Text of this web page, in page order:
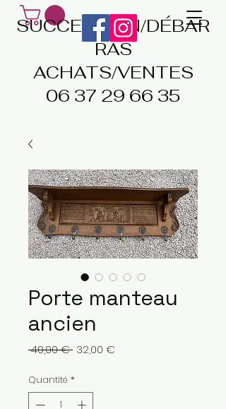
SUCCESSION/DÉBAR
RAS
ACHATS/VENTES
06 37 29 66 35
Porte manteau
ancien
40,00 € Prix
32,00 €
Quantité *